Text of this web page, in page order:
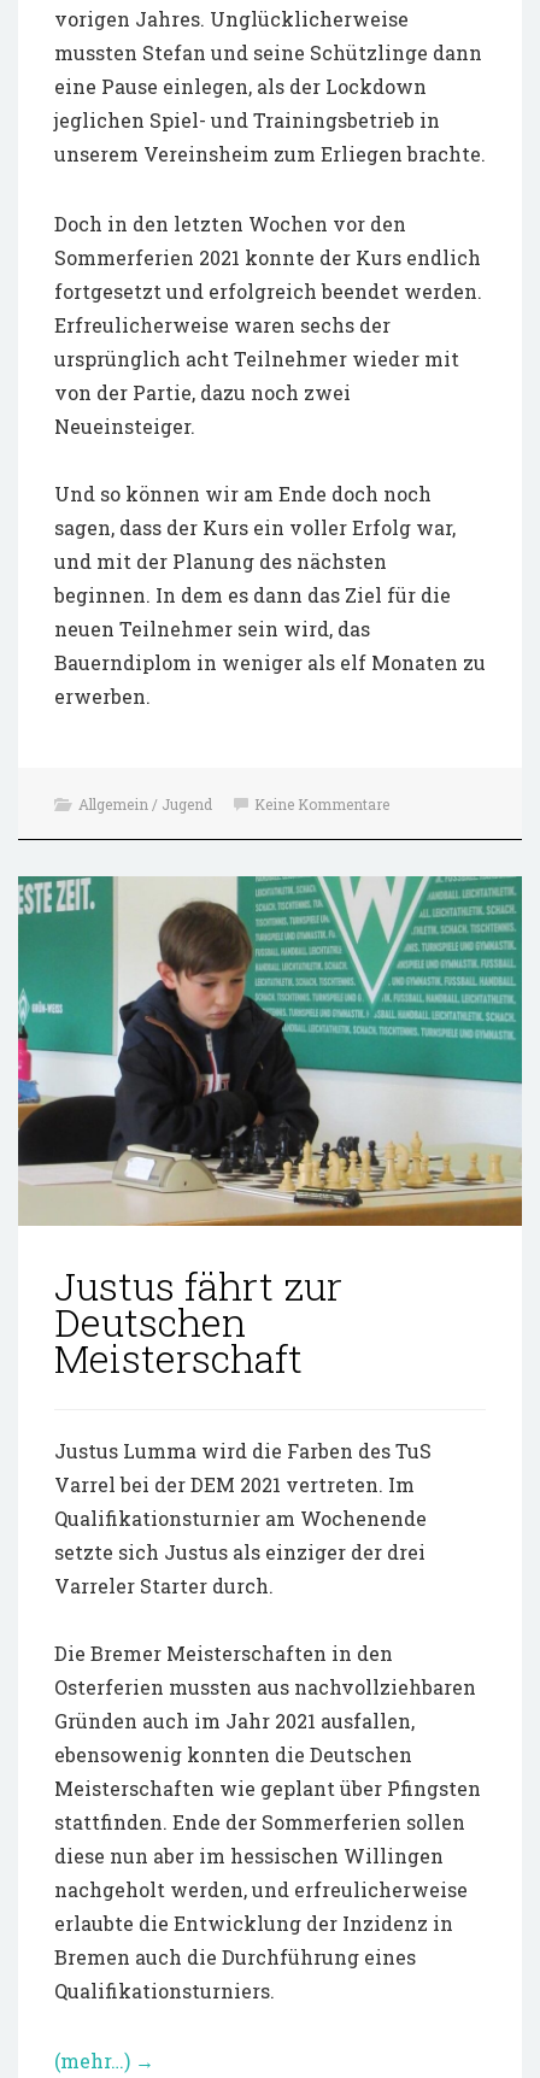
vorigen Jahres. Unglücklicherweise
mussten Stefan und seine Schützlinge dann
eine Pause einlegen, als der Lockdown
jeglichen Spiel- und Trainingsbetrieb in
unserem Vereinsheim zum Erliegen brachte.
Doch in den letzten Wochen vor den
Sommerferien 2021 konnte der Kurs endlich
fortgesetzt und erfolgreich beendet werden.
Erfreulicherweise waren sechs der
ursprünglich acht Teilnehmer wieder mit
von der Partie, dazu noch zwei
Neueinsteiger.
Und so können wir am Ende doch noch
sagen, dass der Kurs ein voller Erfolg war,
und mit der Planung des nächsten
beginnen. In dem es dann das Ziel für die
neuen Teilnehmer sein wird, das
Bauerndiplom in weniger als elf Monaten zu
erwerben.
Allgemein / Jugend Keine Kommentare
Justus fährt zur
Deutschen
Meisterschaft
Justus Lumma wird die Farben des TuS
Varrel bei der DEM 2021 vertreten. Im
Qualifikationsturnier am Wochenende
setzte sich Justus als einziger der drei
Varreler Starter durch.
Die Bremer Meisterschaften in den
Osterferien mussten aus nachvollziehbaren
Gründen auch im Jahr 2021 ausfallen,
ebensowenig konnten die Deutschen
Meisterschaften wie geplant über Pfingsten
stattfinden. Ende der Sommerferien sollen
diese nun aber im hessischen Willingen
nachgeholt werden, und erfreulicherweise
erlaubte die Entwicklung der Inzidenz in
Bremen auch die Durchführung eines
Qualifikationsturniers.
(mehr…) →